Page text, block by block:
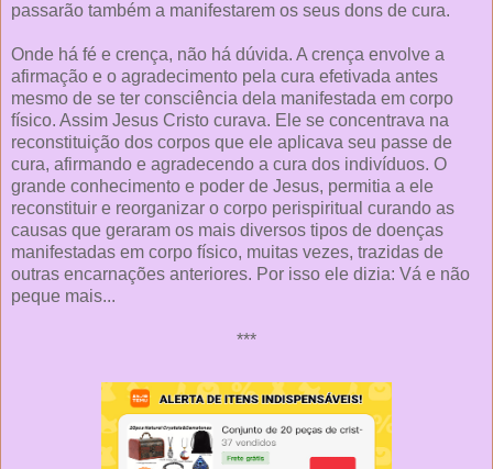
passarão também a manifestarem os seus dons de cura.
Onde há fé e crença, não há dúvida. A crença envolve a
afirmação e o agradecimento pela cura efetivada antes
mesmo de se ter consciência dela manifestada em corpo
físico. Assim Jesus Cristo curava. Ele se concentrava na
reconstituição dos corpos que ele aplicava seu passe de
cura, afirmando e agradecendo a cura dos indivíduos. O
grande conhecimento e poder de Jesus, permitia a ele
reconstituir e reorganizar o corpo perispiritual curando as
causas que geraram os mais diversos tipos de doenças
manifestadas em corpo físico, muitas vezes, trazidas de
outras encarnações anteriores. Por isso ele dizia: Vá e não
peque mais...
***